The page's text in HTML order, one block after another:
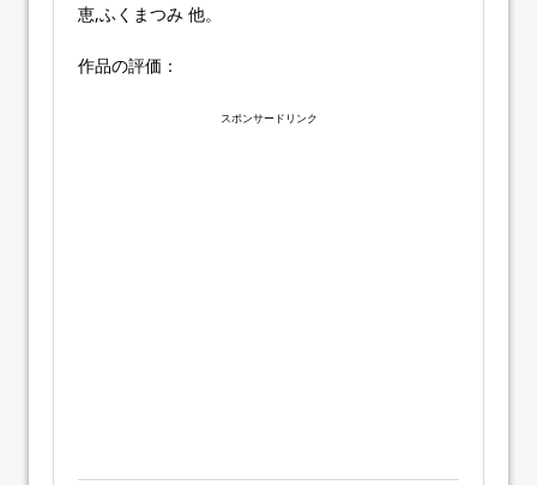
恵,ふくまつみ 他。
作品の評価：
スポンサードリンク